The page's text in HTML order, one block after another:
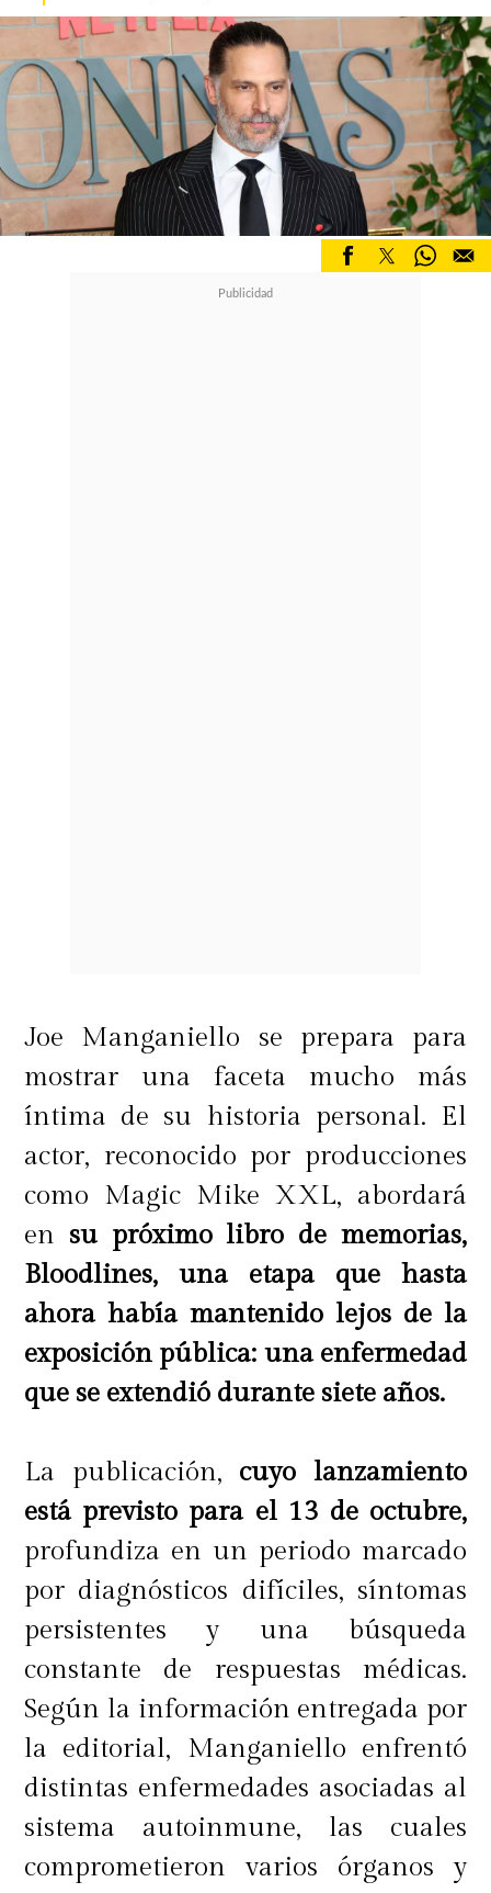
Joe Manganiello se prepara para
mostrar una faceta mucho más
íntima de su historia personal. El
actor, reconocido por producciones
como Magic Mike XXL, abordará
en su próximo libro de memorias,
Bloodlines, una etapa que hasta
ahora había mantenido lejos de la
exposición pública: una enfermedad
que se extendió durante siete años.
La publicación, cuyo lanzamiento
está previsto para el 13 de octubre,
profundiza en un periodo marcado
por diagnósticos difíciles, síntomas
persistentes y una búsqueda
constante de respuestas médicas.
Según la información entregada por
la editorial, Manganiello enfrentó
distintas enfermedades asociadas al
sistema autoinmune, las cuales
comprometieron varios órganos y